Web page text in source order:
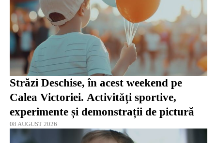
Străzi Deschise, în acest weekend pe
Calea Victoriei. Activități sportive,
experimente și demonstrații de pictură
08 AUGUST 2026